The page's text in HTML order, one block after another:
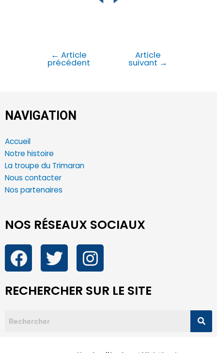
← Article
précédent
Article
suivant →
NAVIGATION
Accueil
Notre histoire
La troupe du Trimaran
Nous contacter
Nos partenaires
NOS RÉSEAUX SOCIAUX
RECHERCHER SUR LE SITE